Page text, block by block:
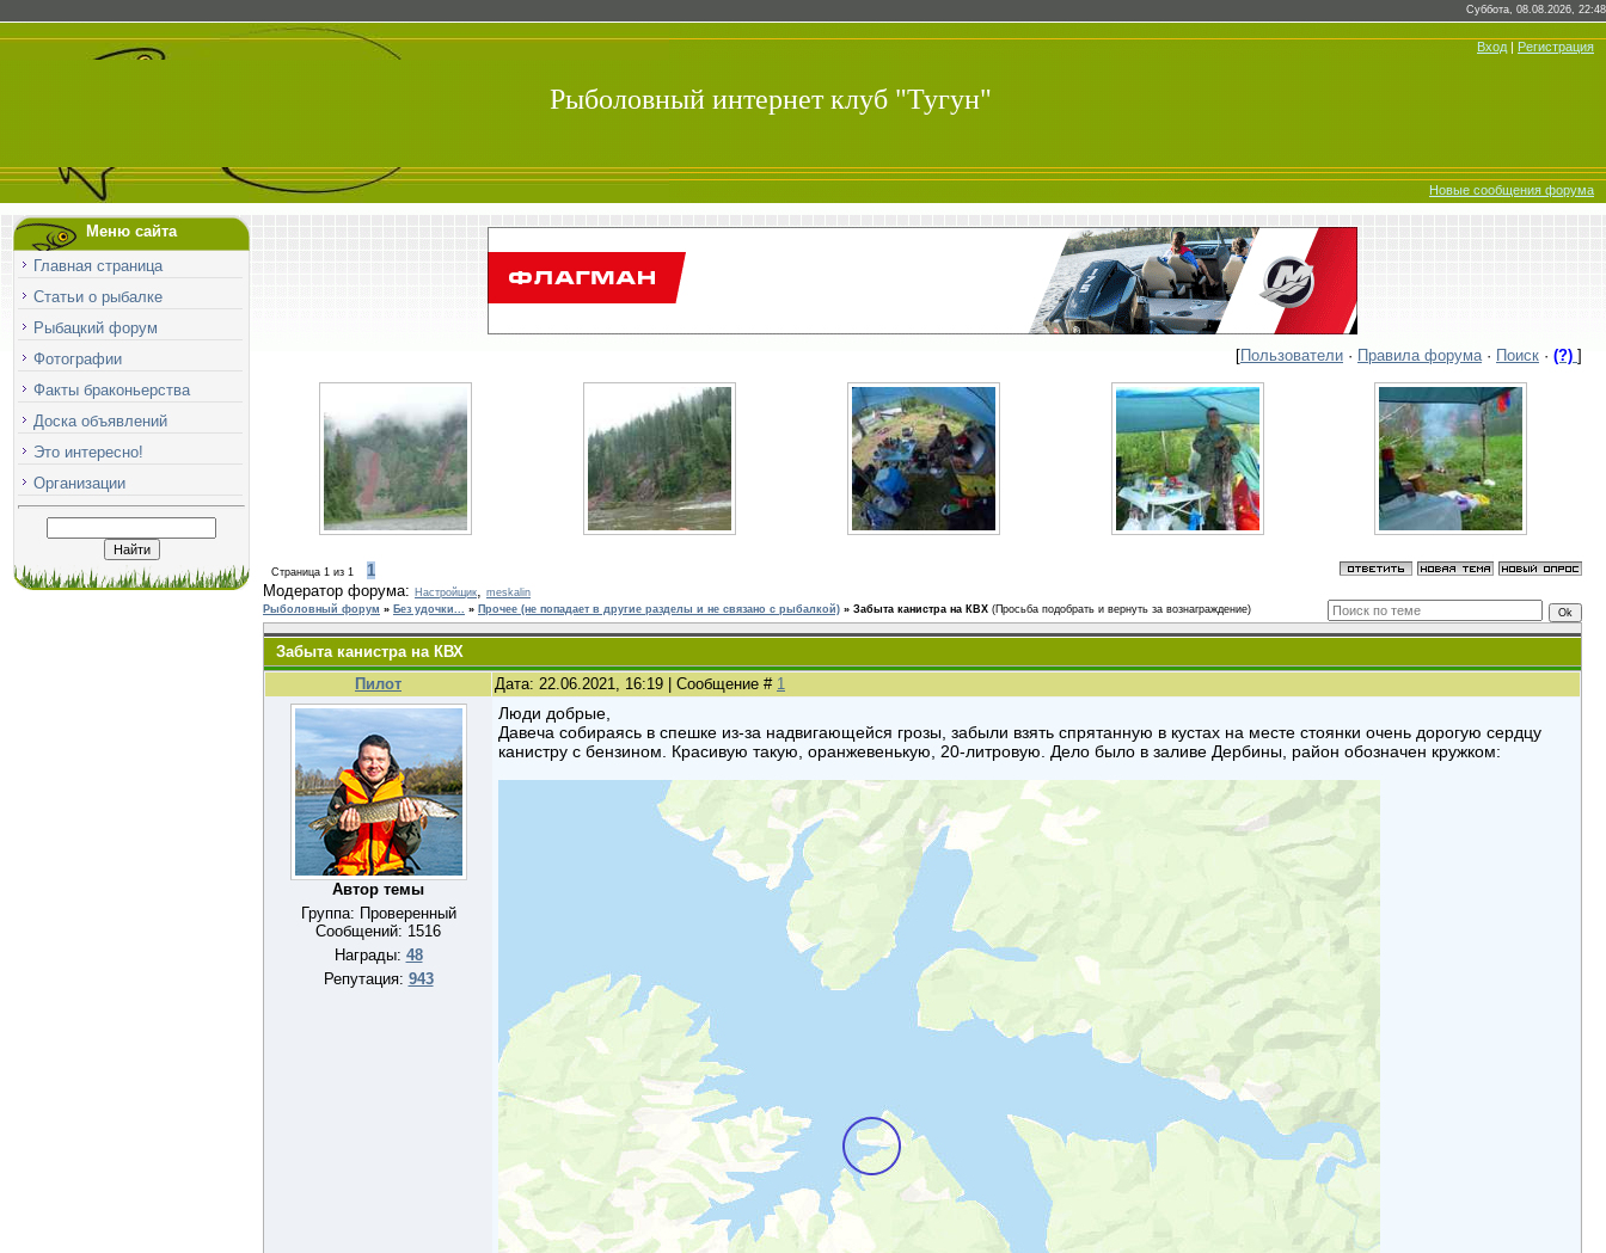
Суббота, 08.08.2026, 22:48
Вход | Регистрация
Рыболовный интернет клуб "Тугун"
Новые сообщения форума
Меню сайта
Главная страница
Статьи о рыбалке
Рыбацкий форум
Фотографии
Факты браконьерства
Доска объявлений
Это интересно!
Организации
[Пользователи · Правила форума· Поиск · (?) ]
Страница 1 из 1
1
Модератор форума: Настройщик, meskalin
Рыболовный форум » Без удочки... » Прочее (не попадает в другие разделы и не связано с рыбалкой) » Забыта канистра на КВХ (Просьба подобрать и вернуть за вознаграждение)
Забыта канистра на КВХ
Пилот
Дата: 22.06.2021, 16:19 | Сообщение # 1
Автор темы
Группа: Проверенный
Сообщений: 1516
Награды: 48
Репутация: 943
Люди добрые,
Давеча собираясь в спешке из-за надвигающейся грозы, забыли взять спрятанную в кустах на месте стоянки очень дорогую сердцу
канистру с бензином. Красивую такую, оранжевенькую, 20-литровую. Дело было в заливе Дербины, район обозначен кружком: